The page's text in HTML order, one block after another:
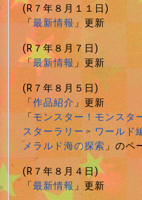
(R７年８月１１日)
「最新情報」更新
(R７年８月７日)
「最新情報」更新
(R７年８月５日)
「作品紹介」更新
「モンスター！モンス
スターラリー・ワールド
メラルド海の探索」のペ
(R７年８月４日)
「最新情報」更新